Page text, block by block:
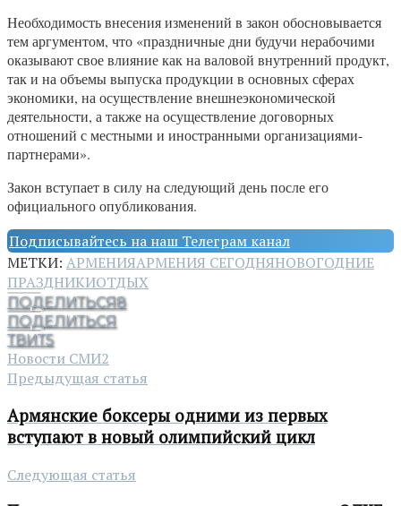
Необходимость внесения изменений в закон обосновывается
тем аргументом, что «праздничные дни будучи нерабочими
оказывают свое влияние как на валовой внутренний продукт,
так и на объемы выпуска продукции в основных сферах
экономики, на осуществление внешнеэкономической
деятельности, а также на осуществление договорных
отношений с местными и иностранными организациями-
партнерами».
Закон вступает в силу на следующий день после его
официального опубликования.
Подписывайтесь на наш Телеграм канал
МЕТКИ: АРМЕНИЯАРМЕНИЯ СЕГОДНЯНОВОГОДНИЕ
ПРАЗДНИКИОТДЫХ
ПОДЕЛИТЬСЯ8
ПОДЕЛИТЬСЯ
ТВИТ5
Новости СМИ2
Предыдущая статья
Армянские боксеры одними из первых
вступают в новый олимпийский цикл
Следующая статья